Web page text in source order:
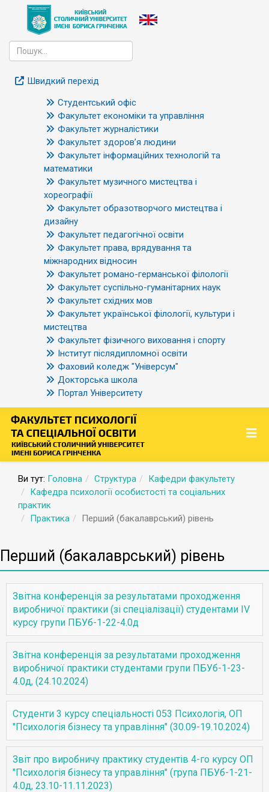
Швидкий перехід
Студентський офіс
Факультет економіки та управління
Факультет журналістики
Факультет здоров’я людини
Факультет інформаційних технологій та
математики
Факультет музичного мистецтва і
хореографії
Факультет образотворчого мистецтва і
дизайну
Факультет педагогічної освіти
Факультет права, врядування та
міжнародних відносин
Факультет романо-германської філології
Факультет суспільно-гуманітарних наук
Факультет східних мов
Факультет української філології, культури і
мистецтва
Факультет фізичного виховання і спорту
Інститут післядипломної освіти
Фаховий коледж "Універсум"
Докторська школа
Портал Університету
Ви тут: Головна Структура
Кафедри факультету
Кафедра психології особистості та соціальних
практик
Практика
Перший (бакалаврський) рівень
Перший (бакалаврський) рівень
Звітна конференція за результатами проходження
виробничої практики (зі спеціалізації) студентами ІV
курсу групи ПБУб-1-22-4.0д
Звітна конференція за результатами проходження
виробничої практики студентами групи ПБУб-1-23-
4.0д, (24.10.2024)
Студенти 3 курсу спеціальності 053 Психологія, ОП
"Психологія бізнесу та управління" (30.09-19.10.2024)
Звіт про виробничу практику студентів 4-го курсу ОП
"Психологія бізнесу та управління" (група ПБУб-1-21-
4.0д, 23.10-11.11.2023)